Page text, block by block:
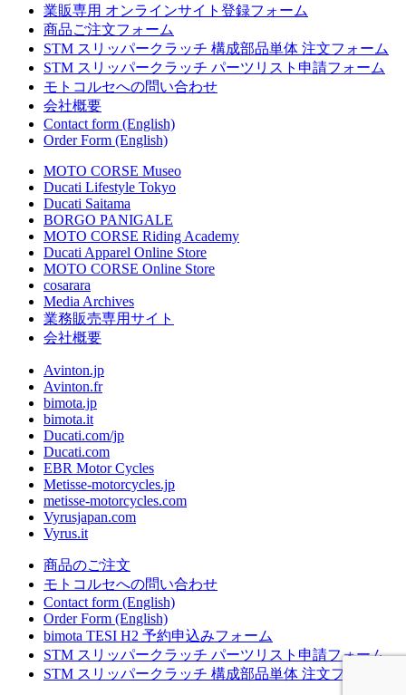
業販専用 オンラインサイト登録フォーム
商品ご注文フォーム
STM スリッパークラッチ 構成部品単体 注文フォーム
STM スリッパークラッチ パーツリスト申請フォーム
モトコルセへの問い合わせ
会社概要
Contact form (English)
Order Form (English)
MOTO CORSE Museo
Ducati Lifestyle Tokyo
Ducati Saitama
BORGO PANIGALE
MOTO CORSE Riding Academy
Ducati Apparel Online Store
MOTO CORSE Online Store
cosarara
Media Archives
業務販売専用サイト
会社概要
Avinton.jp
Avinton.fr
bimota.jp
bimota.it
Ducati.com/jp
Ducati.com
EBR Motor Cycles
Metisse-motorcycles.jp
metisse-motorcycles.com
Vyrusjapan.com
Vyrus.it
商品のご注文
モトコルセへの問い合わせ
Contact form (English)
Order Form (English)
bimota TESI H2 予約申込みフォーム
STM スリッパークラッチ パーツリスト申請フォーム
STM スリッパークラッチ 構成部品単体 注文フォーム